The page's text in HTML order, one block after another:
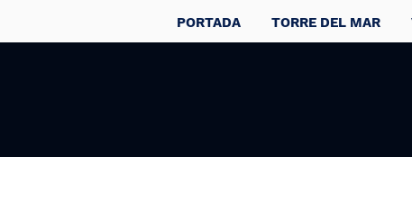
PORTADA TORRE DEL MAR